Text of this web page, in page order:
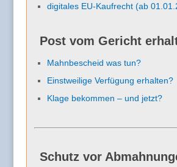
digitales EU-Kaufrecht (ab
Post vom Gericht
Mahnbescheid was tun?
Einstweilige Verfügung erhalten?
Klage bekommen – und jetzt?
Schutz vor